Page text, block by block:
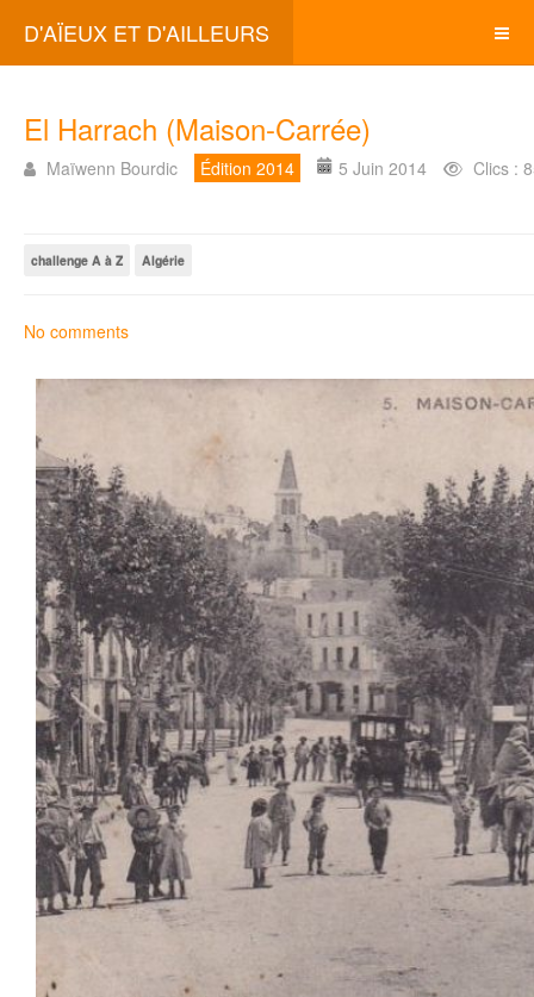
D'AÏEUX ET D'AILLEURS
El Harrach (Maison-Carrée)
Maïwenn Bourdic Édition 2014 5 Juin 2014 Clics :
challenge A à Z Algérie
No comments